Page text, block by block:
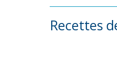
Recettes